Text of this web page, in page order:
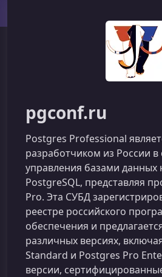
pgconf.ru
Postgres Professional
разработчиком из России в
управления базами данных
PostgreSQL, представляя
Pro. Эта СУБД
реестре российского
обеспечения и
различных версиях,
Standard и Postgres Pro
версии,